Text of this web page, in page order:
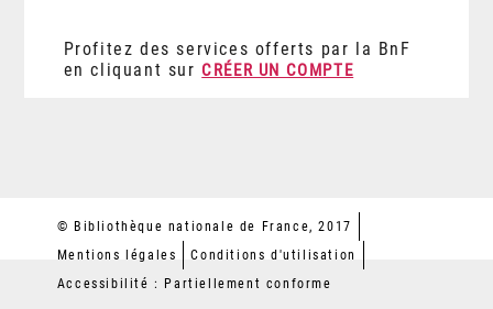
Profitez des services offerts par la BnF
en cliquant sur CRÉER UN COMPTE
© Bibliothèque nationale de France, 2017
Mentions légales
Conditions d'utilisation
Accessibilité : Partiellement conforme